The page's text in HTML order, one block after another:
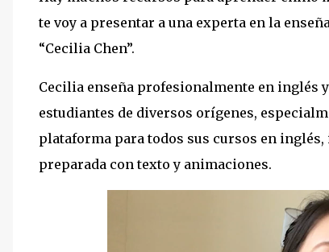
te voy a presentar a una experta en la
“Cecilia Chen”.
Cecilia enseña profesionalmente en inglés
estudiantes de diversos orígenes,
plataforma para todos sus cursos en
preparada con texto y animaciones.